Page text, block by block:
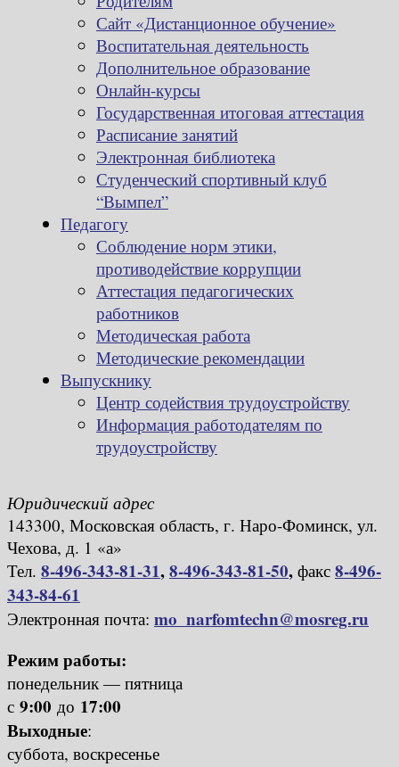
Сайт «Дистанционное обучение»
Воспитательная деятельность
Дополнительное образование
Онлайн-курсы
Государственная итоговая аттестация
Расписание занятий
Электронная библиотека
Студенческий спортивный клуб
“Вымпел”
Педагогу
Соблюдение норм этики,
противодействие коррупции
Аттестация педагогических
работников
Методическая работа
Методические рекомендации
Выпускнику
Центр содействия трудоустройству
Информация работодателям по
трудоустройству
Юридический адрес
143300, Московская область, г. Наро-Фоминск, ул.
Чехова, д. 1 «а»
Тел. 8-496-343-81-31,8-496-343-81-50, факс 8-496-
343-84-61
Электронная почта: mo_narfomtechn@mosreg.ru
Режим работы:
понедельник — пятница
с 9:00 до 17:00
Выходные:
суббота, воскресенье